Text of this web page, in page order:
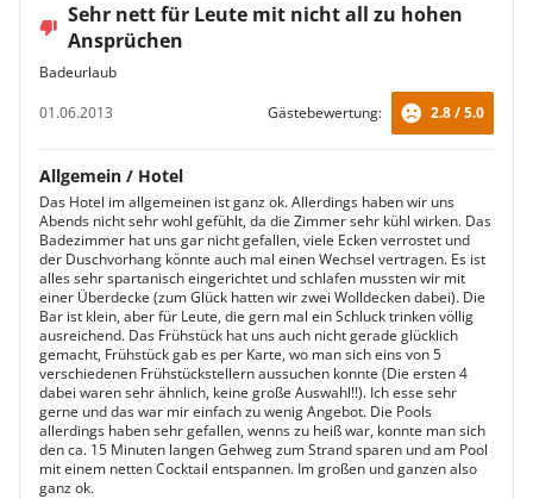
Sehr nett für Leute mit nicht all zu hohen
Ansprüchen
Badeurlaub
01.06.2013
Gästebewertung: 2.8 / 5.0
Allgemein / Hotel
Das Hotel im allgemeinen ist ganz ok. Allerdings haben wir uns
Abends nicht sehr wohl gefühlt, da die Zimmer sehr kühl wirken. Das
Badezimmer hat uns gar nicht gefallen, viele Ecken verrostet und
der Duschvorhang könnte auch mal einen Wechsel vertragen. Es ist
alles sehr spartanisch eingerichtet und schlafen mussten wir mit
einer Überdecke (zum Glück hatten wir zwei Wolldecken dabei). Die
Bar ist klein, aber für Leute, die gern mal ein Schluck trinken völlig
ausreichend. Das Frühstück hat uns auch nicht gerade glücklich
gemacht, Frühstück gab es per Karte, wo man sich eins von 5
verschiedenen Frühstückstellern aussuchen konnte (Die ersten 4
dabei waren sehr ähnlich, keine große Auswahl!!). Ich esse sehr
gerne und das war mir einfach zu wenig Angebot. Die Pools
allerdings haben sehr gefallen, wenns zu heiß war, konnte man sich
den ca. 15 Minuten langen Gehweg zum Strand sparen und am Pool
mit einem netten Cocktail entspannen. Im großen und ganzen also
ganz ok.